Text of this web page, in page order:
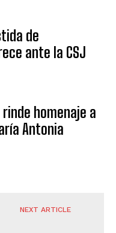
de
ante la CSJ
homenaje a
Antonia
NEXT ARTICLE